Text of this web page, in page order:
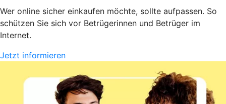
Wer online sicher einkaufen möchte, sollte aufpassen. So
schützen Sie sich vor Betrügerinnen und Betrüger im
Internet.
Jetzt informieren